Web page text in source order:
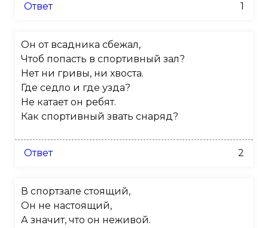
Ответ 1
Он от всадника сбежал,
Чтоб попасть в спортивный зал?
Нет ни гривы, ни хвоста.
Где седло и где узда?
Не катает он ребят.
Как спортивный звать снаряд?
Ответ 2
В спортзале стоящий,
Он не настоящий,
А значит, что он неживой.